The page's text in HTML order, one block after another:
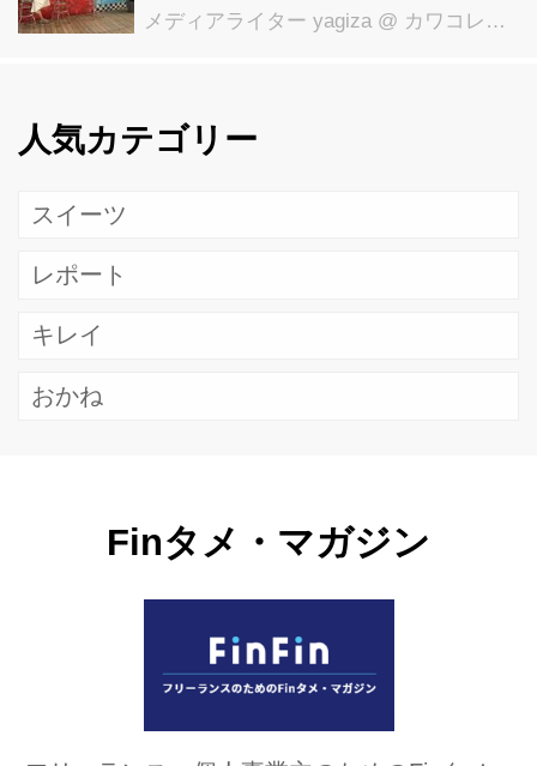
メディアライター yagiza @ カワコレメディア編集部
人気カテゴリー
スイーツ
レポート
キレイ
おかね
Finタメ・マガジン